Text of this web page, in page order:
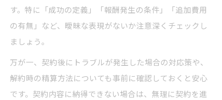
す。特に「成功の定義」「報酬発生の条件」「追加費用
の有無」など、曖昧な表現がないか注意深くチェックし
ましょう。
万が一、契約後にトラブルが発生した場合の対応策や、
解約時の精算方法についても事前に確認しておくと安心
です。契約内容に納得できない場合は、無理に契約を進